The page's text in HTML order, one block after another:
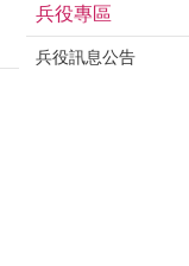
兵役專區
兵役訊息公告